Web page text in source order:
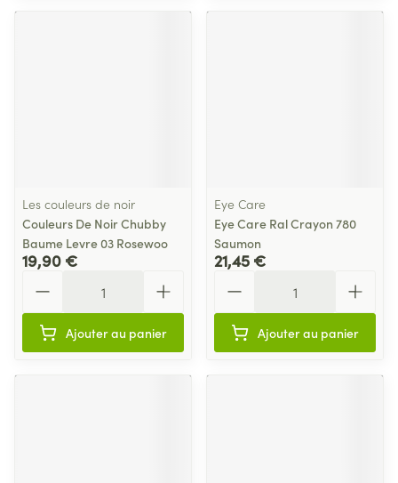
Les couleurs de noir
Couleurs De Noir Chubby
Baume Levre 03 Rosewoo
19,90 €
Ajouter au panier
Eye Care
Eye Care Ral Crayon 780
Saumon
21,45 €
Ajouter au panier